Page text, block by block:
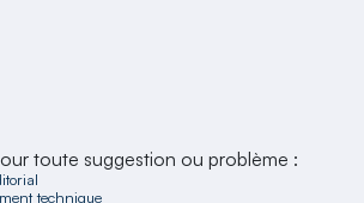
toute suggestion ou problème :
technique